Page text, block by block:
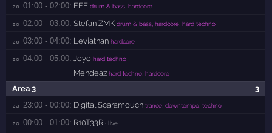
zo 01:00 - 02:00: FFF drum & bass, hardcore
zo 02:00 - 03:00: Stefan ZMK drum & bass, hardcore, hard techno
zo 03:00 - 04:00: Leviathan hardcore
zo 04:00 - 05:00: Joyo hard techno
Mendeaz hard techno, hardcore
3
Area 3
za 23:00 - 00:00: Digital Scaramouch trance, downtempo, techno
zo 00:00 - 01:00: R10T33R · live